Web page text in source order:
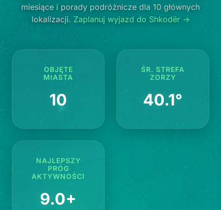
miesiące i porady podróżnicze dla 10 głównych
lokalizacji. Zaplanuj wyjazd do Shkodër →
OBJĘTE
MIASTA
10
ŚR. STREFA
ZORZY
40.1°
NAJLEPSZY
PRÓG
AKTYWNOŚCI
9.0+